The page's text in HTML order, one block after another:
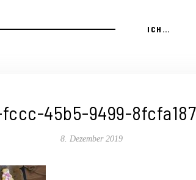
ICH…
45b5-9499-
8. Dezember 2019